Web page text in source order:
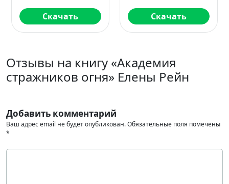
Скачать Читать
Отзывы на книгу «Академия
стражников огня» Елены Рейн
Добавить комментарий
Ваш адрес email не будет опубликован.Обязательные поля помечены
*